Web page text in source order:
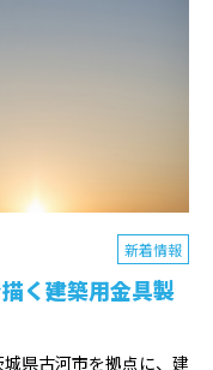
新着情報
く建築用金具製
県古河市を拠点に、建